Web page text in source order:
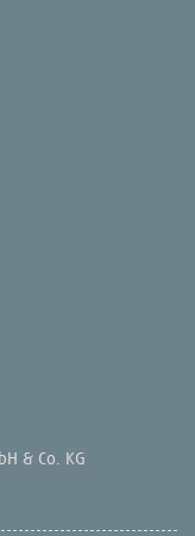
& Co. KG